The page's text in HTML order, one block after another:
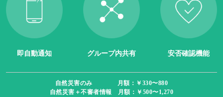
即自動通知 グループ内共有 安否確認機能
自然災害のみ 月額：￥330〜880
自然災害＋不審者情報 月額：￥500〜1,270